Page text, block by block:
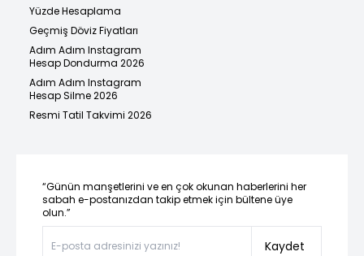
Yüzde Hesaplama
Geçmiş Döviz Fiyatları
Adım Adım Instagram
Hesap Dondurma 2026
Adım Adım Instagram
Hesap Silme 2026
Resmi Tatil Takvimi 2026
“Günün manşetlerini ve en çok okunan haberlerini her
sabah e-postanızdan takip etmek için bültene üye
olun.”
Kaydet